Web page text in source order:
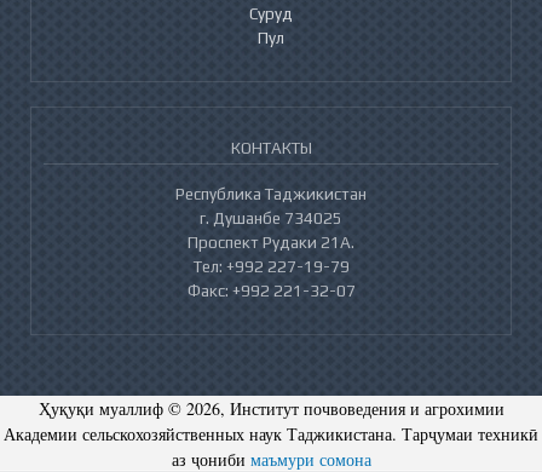
Суруд
Пул
КОНТАКТЫ
Республика Таджикистан
г. Душанбе 734025
Проспект Рудаки 21А.
Тел: +992 227-19-79
Факс: +992 221-32-07
Ҳуқуқи муаллиф © 2026, Институт почвоведения и агрохимии
Академии сельскохозяйственных наук Таджикистана. Тарҷумаи техникӣ
аз ҷониби маъмури сомона